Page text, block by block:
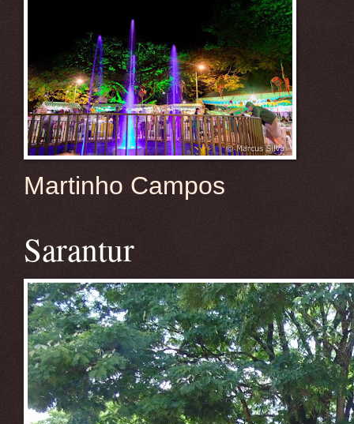
Martinho Campos
Sarantur